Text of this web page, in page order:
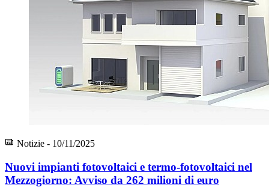
Notizie - 10/11/2025
Nuovi impianti fotovoltaici e termo-fotovoltaici nel
Mezzogiorno: Avviso da 262 milioni di euro